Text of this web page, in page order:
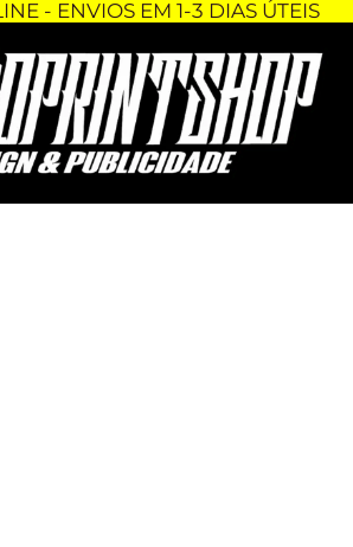
- ENVIOS EM 1-3 DIAS ÚTEIS